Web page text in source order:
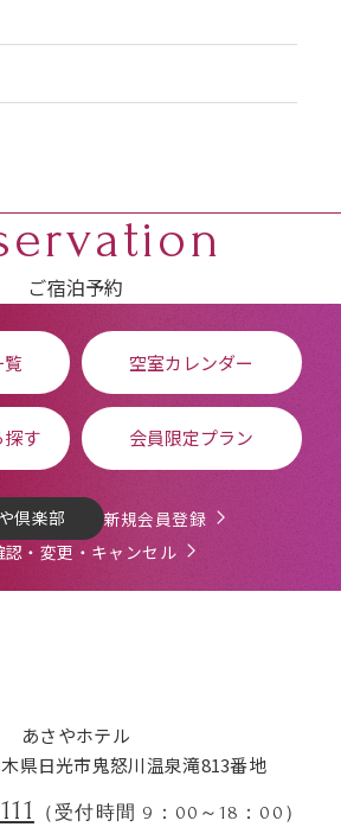
ご宿泊予約
空室カレンダー
す 会員限定プラン
倶楽部
新規会員登録
認・変更・キャンセル
あさやホテル
県日光市鬼怒川温泉滝813番地
（受付時間 9：00～18：00）